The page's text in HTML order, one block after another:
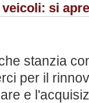
si
stanzia
per il
e